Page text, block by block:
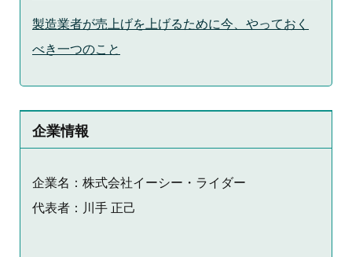
製造業者が売上げを上げるために今、やっておく
べき一つのこと
企業情報
企業名：株式会社イーシー・ライダー
代表者：川手 正己